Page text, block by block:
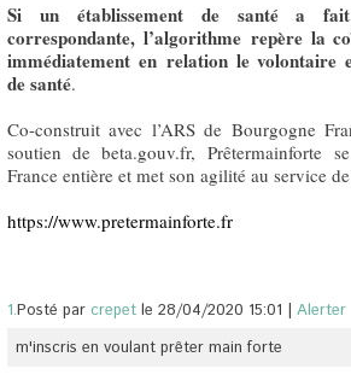
Si un établissement de santé a
correspondante, l’algorithme repère la
immédiatement en relation le volontaire
de santé.
Co-construit avec l’ARS de Bourgogne
soutien de beta.gouv.fr, Prêtermainforte
France entière et met son agilité au service
https://www.pretermainforte.fr
1.Posté par crepet le 28/04/2020 15:01 | Alerter
m'inscris en voulant prêter main forte